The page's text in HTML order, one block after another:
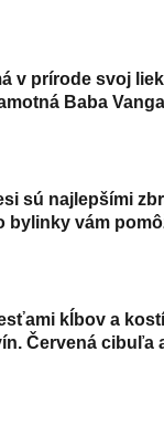
v prírode svoj
Baba Vanga
sú najlepšími
bylinky vám
kĺbov a
Červená cibuľa